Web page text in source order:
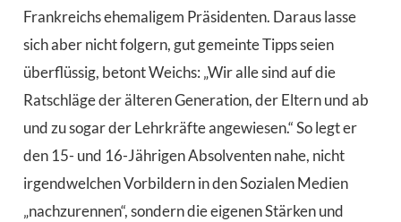
Frankreichs ehemaligem Präsidenten. Daraus lasse
sich aber nicht folgern, gut gemeinte Tipps seien
überflüssig, betont Weichs: „Wir alle sind auf die
Ratschläge der älteren Generation, der Eltern und ab
und zu sogar der Lehrkräfte angewiesen.“ So legt er
den 15- und 16-Jährigen Absolventen nahe, nicht
irgendwelchen Vorbildern in den Sozialen Medien
„nachzurennen“, sondern die eigenen Stärken und